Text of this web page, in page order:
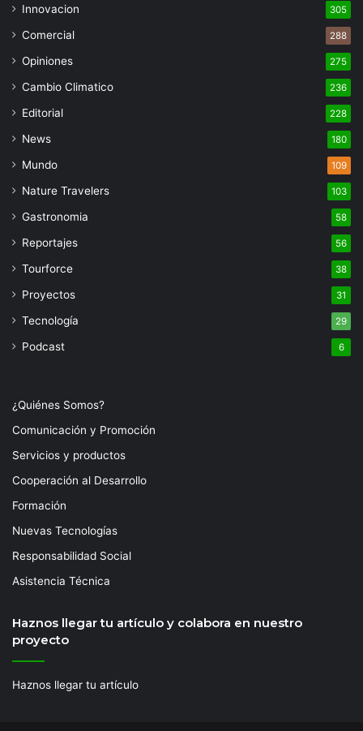
Innovacion 305
Comercial 288
Opiniones 275
Cambio Climatico 236
Editorial 228
News 180
Mundo 109
Nature Travelers 103
Gastronomia 58
Reportajes 56
Tourforce 38
Proyectos 31
Tecnología 29
Podcast 6
¿Quiénes Somos?
Comunicación y Promoción
Servicios y productos
Cooperación al Desarrollo
Formación
Nuevas Tecnologías
Responsabilidad Social
Asistencia Técnica
Haznos llegar tu artículo y colabora en nuestro
proyecto
Haznos llegar tu artículo